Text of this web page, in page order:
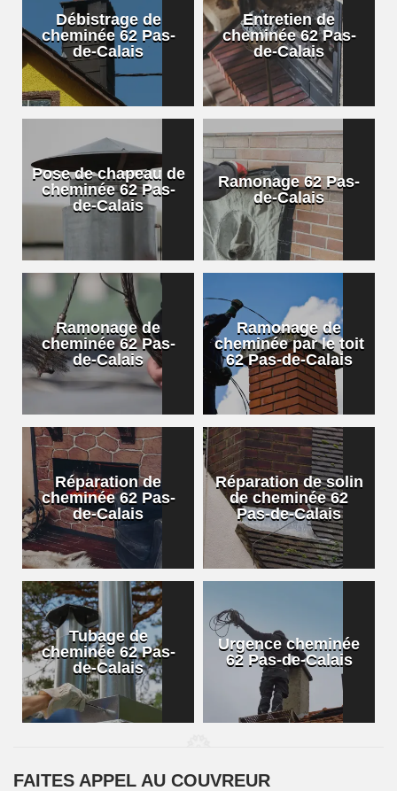
Débistrage de
cheminée 62 Pas-
de-Calais
Entretien de
cheminée 62 Pas-
de-Calais
Pose de chapeau de
cheminée 62 Pas-
de-Calais
Ramonage 62 Pas-
de-Calais
Ramonage de
cheminée 62 Pas-
de-Calais
Ramonage de
cheminée par le toit
62 Pas-de-Calais
Réparation de
cheminée 62 Pas-
de-Calais
Réparation de solin
de cheminée 62
Pas-de-Calais
Tubage de
cheminée 62 Pas-
de-Calais
Urgence cheminée
62 Pas-de-Calais
FAITES APPEL AU COUVREUR